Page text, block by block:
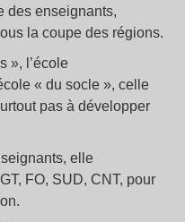
des enseignants,
la coupe des régions.
», l’école
« du socle », celle
pas à développer
elle
FO, SUD, CNT, pour